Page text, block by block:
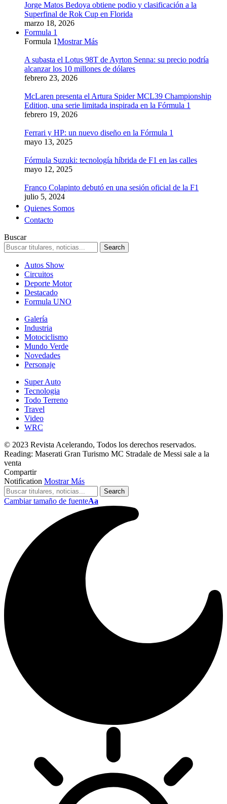
Jorge Matos Bedoya obtiene podio y clasificación a la
Superfinal de Rok Cup en Florida
marzo 18, 2026
Formula 1
Formula 1Mostrar Más
A subasta el Lotus 98T de Ayrton Senna: su precio podría
alcanzar los 10 millones de dólares
febrero 23, 2026
McLaren presenta el Artura Spider MCL39 Championship
Edition, una serie limitada inspirada en la Fórmula 1
febrero 19, 2026
Ferrari y HP: un nuevo diseño en la Fórmula 1
mayo 13, 2025
Fórmula Suzuki: tecnología híbrida de F1 en las calles
mayo 12, 2025
Franco Colapinto debutó en una sesión oficial de la F1
julio 5, 2024
Quienes Somos
Contacto
Buscar
Autos Show
Circuitos
Deporte Motor
Destacado
Formula UNO
Galería
Industria
Motociclismo
Mundo Verde
Novedades
Personaje
Super Auto
Tecnologia
Todo Terreno
Travel
Video
WRC
© 2023 Revista Acelerando, Todos los derechos reservados.
Reading: Maserati Gran Turismo MC Stradale de Messi sale a la
venta
Compartir
Notification Mostrar Más
Cambiar tamaño de fuenteAa